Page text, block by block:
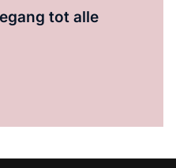
tot alle